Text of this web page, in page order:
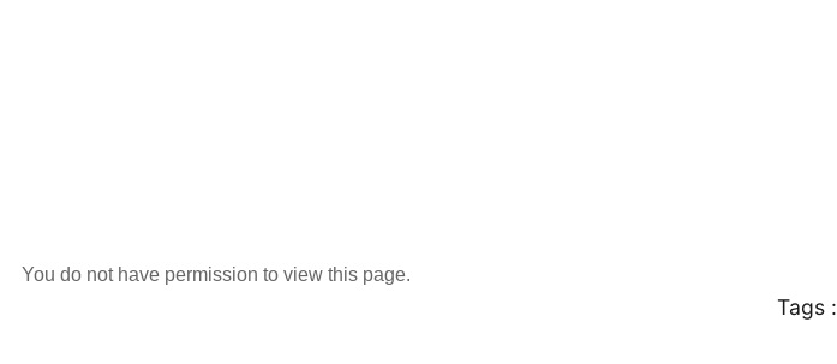
You do not have permission to view this page.
Tags :